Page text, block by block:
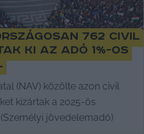
762 civil
ki az adó 1%-os
(NAV) közölte azon civil
kizártak a 2025-ös
jövedelemadó)